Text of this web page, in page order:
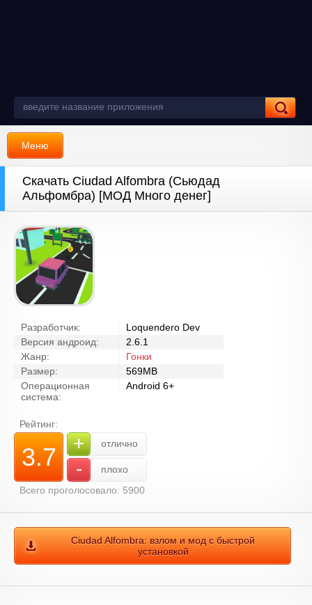
Меню
Скачать Ciudad Alfombra (Сьюдад
Альфомбра) [МОД Много денег]
Разработчик:
Loquendero Dev
Версия андроид:
2.6.1
Жанр:
Гонки
Размер:
569MB
Операционная
система:
Android 6+
Рейтинг:
3.7 + отлично
-
плохо
Всего проголосовало: 5900
Ciudad Alfombra: взлом и мод с быстрой
установкой